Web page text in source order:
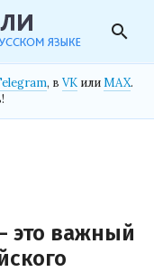
search
, в VK илиMAX.
это важный